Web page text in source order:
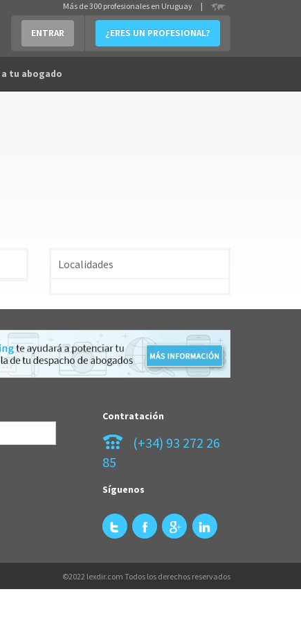
ENTRAR ¿ERES UN PROFESIONAL?
Más de 300 profesionales en Uruguay |
a tu abogado
Localidades
Contratación
(+34) 93 272 26
85
Síguenos
©2022 lexdir.com Todos los derechos reservados